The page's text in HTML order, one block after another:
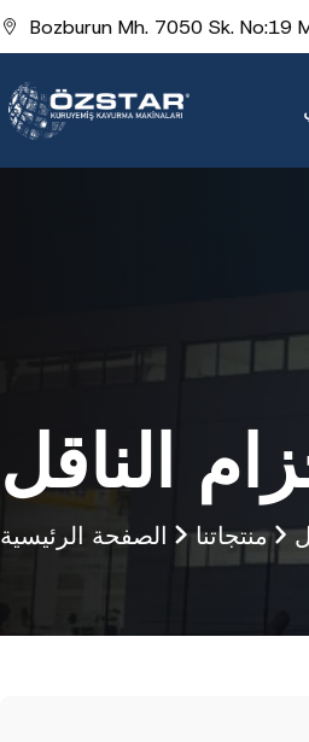
Bozburun Mh. 7050 Sk. No:19
الناقل
الصفحة الرئيسية منتجاتنا